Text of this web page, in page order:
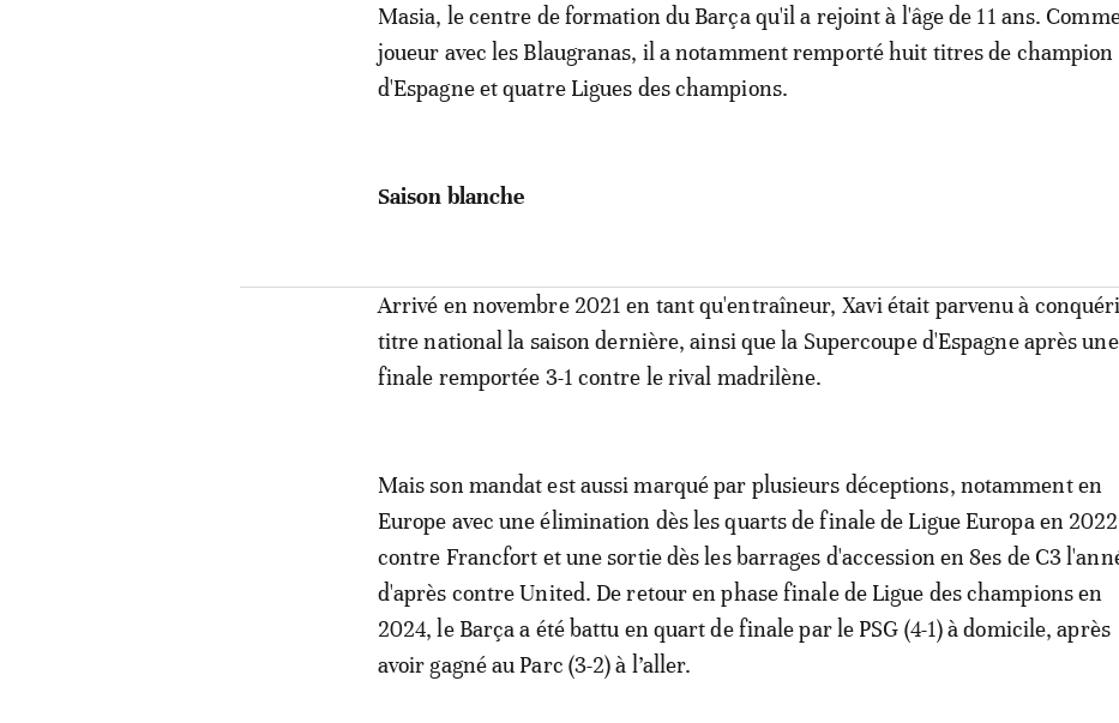
Masia, le centre de formation du Barça qu'il a rejoint à l'âge de 11 ans.
joueur avec les Blaugranas, il a notamment remporté huit titres de champion
d'Espagne et quatre Ligues des champions.
Saison blanche
Arrivé en novembre 2021 en tant qu'entraîneur, Xavi était parvenu à
titre national la saison dernière, ainsi que la Supercoupe d'Espagne après une
finale remportée 3-1 contre le rival madrilène.
Mais son mandat est aussi marqué par plusieurs déceptions, notamment en
Europe avec une élimination dès les quarts de finale de Ligue Europa en 2022
contre Francfort et une sortie dès les barrages d'accession en 8es de C3
d'après contre United. De retour en phase finale de Ligue des champions en
2024, le Barça a été battu en quart de finale par le PSG (4-1) à domicile, après
avoir gagné au Parc (3-2) à l’aller.